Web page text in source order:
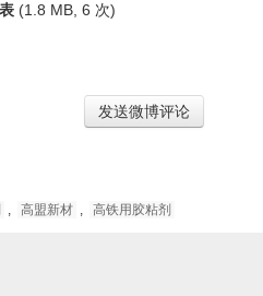
(1.8 MB, 6 次)
发送微博评论
, 高盟新材 , 高铁用胶粘剂